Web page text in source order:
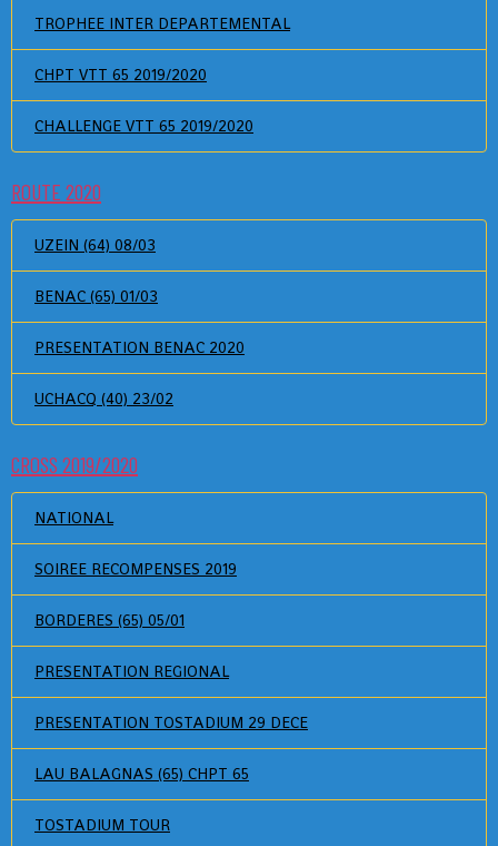
TROPHEE INTER DEPARTEMENTAL
CHPT VTT 65 2019/2020
CHALLENGE VTT 65 2019/2020
ROUTE 2020
UZEIN (64) 08/03
BENAC (65) 01/03
PRESENTATION BENAC 2020
UCHACQ (40) 23/02
CROSS 2019/2020
NATIONAL
SOIREE RECOMPENSES 2019
BORDERES (65) 05/01
PRESENTATION REGIONAL
PRESENTATION TOSTADIUM 29 DECE
LAU BALAGNAS (65) CHPT 65
TOSTADIUM TOUR